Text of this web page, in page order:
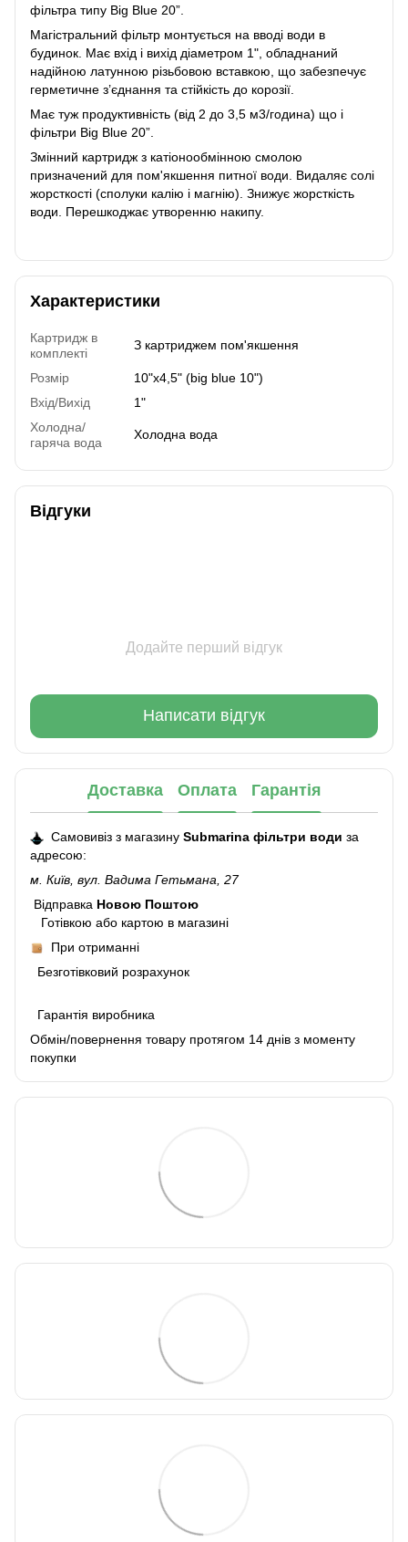
фільтра типу Вig Вlue 20”.
Магістральний фільтр монтується на вводі води в
будинок. Має вхід і вихід діаметром 1", обладнаний
надійною латунною різьбовою вставкою, що забезпечує
герметичне з’єднання та стійкість до корозії.
Має туж продуктивність (від 2 до 3,5 м3/година) що і
фільтри Big Blue 20”.
Змінний картридж з катіонообмінною смолою
призначений для пом'якшення питної води. Видаляє солі
жорсткості (сполуки калію і магнію). Знижує жорсткість
води. Перешкоджає утворенню накипу.
Характеристики
Картридж в
комплекті
З картриджем пом'якшення
Розмір
10"x4,5" (big blue 10")
Вхід/Вихід
1"
Холодна/
гаряча вода
Холодна вода
Відгуки
Додайте перший відгук
Написати відгук
Доставка Оплата Гарантія
Самовивіз з магазину Submarina фільтри води за
адресою:
м. Київ, вул. Вадима Гетьмана, 27
Відправка Новою Поштою
Готівкою або картою в магазині
При отриманні
Безготівковий розрахунок
Гарантія виробника
Обмін/повернення товару протягом 14 днів з моменту
покупки